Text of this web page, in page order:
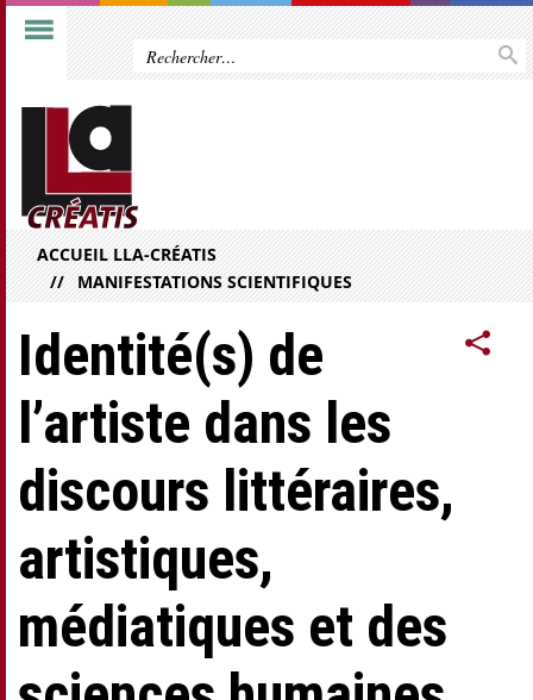
ACCUEIL LLA-CRÉATIS
MANIFESTATIONS SCIENTIFIQUES
Identité(s) de
l’artiste dans les
discours littéraires,
artistiques,
médiatiques et des